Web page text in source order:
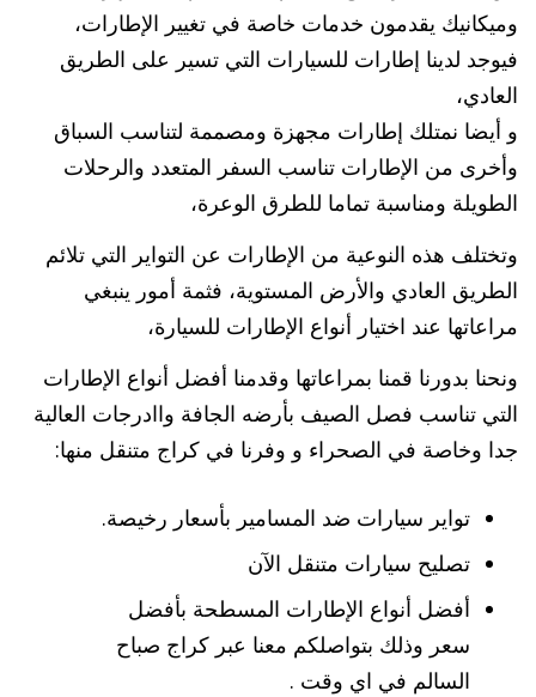
وميكانيك يقدمون خدمات خاصة في تغيير الإطارات،
فيوجد لدينا إطارات للسيارات التي تسير على الطريق
العادي،
و أيضا نمتلك إطارات مجهزة ومصممة لتناسب السباق
وأخرى من الإطارات تناسب السفر المتعدد والرحلات
الطويلة ومناسبة تماما للطرق الوعرة،
وتختلف هذه النوعية من الإطارات عن التواير التي تلائم
الطريق العادي والأرض المستوية، فثمة أمور ينبغي
مراعاتها عند اختيار أنواع الإطارات للسيارة،
ونحنا بدورنا قمنا بمراعاتها وقدمنا أفضل أنواع الإطارات
التي تناسب فصل الصيف بأرضه الجافة واادرجات العالية
جدا وخاصة في الصحراء و وفرنا في كراج متنقل منها:
تواير سيارات ضد المسامير بأسعار رخيصة.
تصليح سيارات متنقل الآن
أفضل أنواع الإطارات المسطحة بأفضل
سعر وذلك بتواصلكم معنا عبر كراج صباح
السالم في اي وقت .